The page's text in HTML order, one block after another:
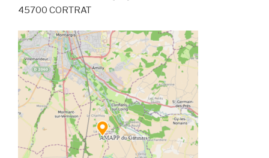
45700 CORTRAT